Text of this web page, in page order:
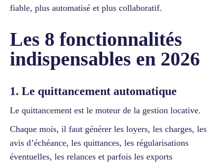
fiable, plus automatisé et plus collaboratif.
Les 8 fonctionnalités
indispensables en 2026
1. Le quittancement automatique
Le quittancement est le moteur de la gestion locative.
Chaque mois, il faut générer les loyers, les charges, les
avis d’échéance, les quittances, les régularisations
éventuelles, les relances et parfois les exports